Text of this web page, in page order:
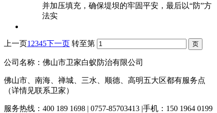
并加压填充，确保堤坝的牢固平安，最后以“防”方
法实
上一页1 2345下一页 转至第
公司名称：佛山市卫家白蚁防治有限公司
佛山市、南海、禅城、三水、顺德、高明五大区都有服务点
（详情见联系卫家）
服务热线：400 189 1698 | 0757-85703413 |手机：150 1964 0199